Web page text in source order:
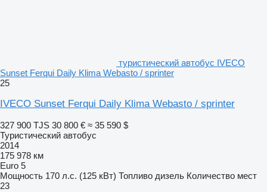
туристический автобус IVECO
Sunset Ferqui Daily Klima Webasto / sprinter
25
IVECO Sunset Ferqui Daily Klima Webasto / sprinter
327 900 TJS 30 800 € ≈ 35 590 $
Туристический автобус
2014
175 978 км
Euro 5
Мощность 170 л.с. (125 кВт) Топливо дизель Количество мест
23